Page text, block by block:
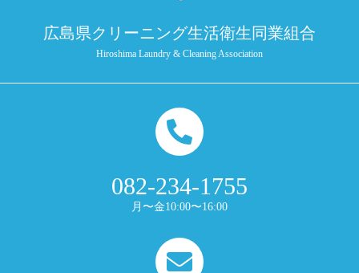
広島県クリーニング生活衛生同業組合
Hiroshima Laundry & Cleaning Association
082-234-1755
月〜金10:00〜16:00